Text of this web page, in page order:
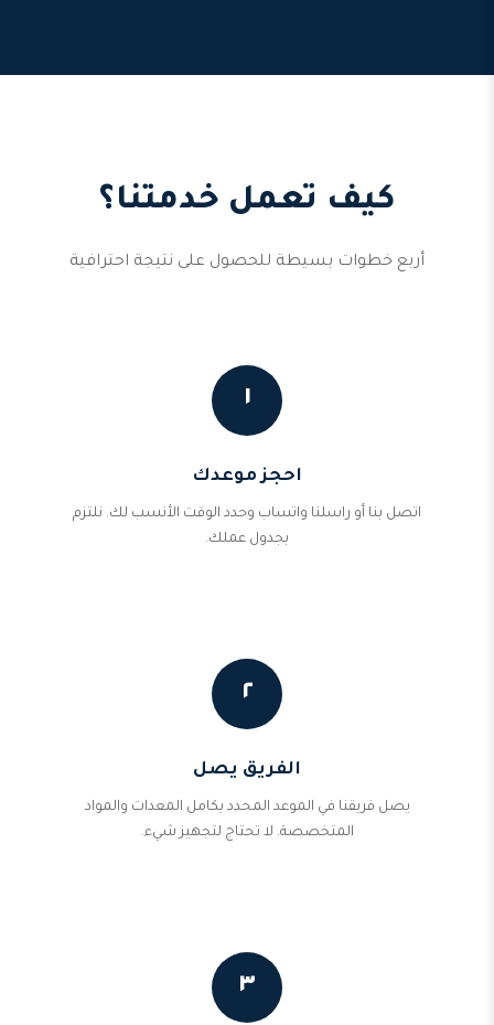
كيف تعمل خدمتنا؟
أربع خطوات بسيطة للحصول على نتيجة احترافية
١
احجز موعدك
اتصل بنا أو راسلنا واتساب وحدد الوقت الأنسب لك. نلتزم
بجدول عملك.
٢
الفريق يصل
يصل فريقنا في الموعد المحدد بكامل المعدات والمواد
المتخصصة. لا تحتاج لتجهيز شيء.
٣